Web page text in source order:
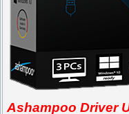
Ashampoo Driver